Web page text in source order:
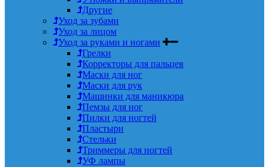
Другие
Уход за зубами
Уход за лицом
Уход за руками и ногами
Грелки
Корректоры для пальцев
Маски для ног
Маски для рук
Машинки для маникюра
Пемзы для ног
Пилки для ногтей
Пластыри
Стельки
Триммеры для ногтей
УФ лампы